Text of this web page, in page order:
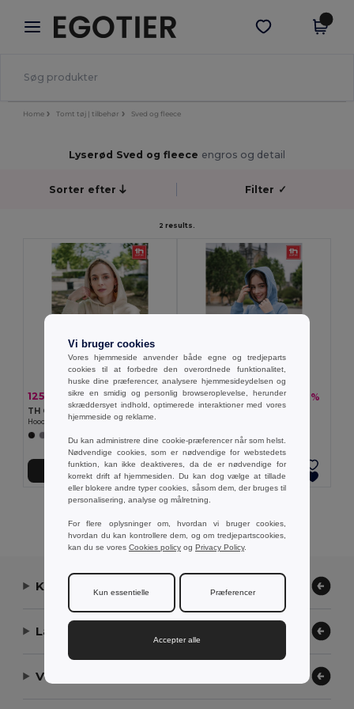
× Egotier-app
Bedre priser i appen!
Hent app
Home Tomt tøj | tilbehør Sved og fleece
Lyserød Sved og fleece engros og detail
Sorter efter Filter ✓
2 results.
125,13 kr188,57 kr -34%
TH Clothes 30160
+20 Farver
120,62 kr188,50 kr -36%
+8 Farver
Kontakt os
Lad os hjælpe
Vores virksomhed
Vi bruger cookies
Vores hjemmeside anvender både egne og tredjeparts
cookies til at forbedre den overordnede funktionalitet,
huske dine præferencer, analysere hjemmesideydelsen og
sikre en smidig og personlig browseroplevelse, herunder
skræddersyet indhold, optimerede interaktioner med vores
hjemmeside og reklame.
Du kan administrere dine cookie-præferencer når som helst.
Nødvendige cookies, som er nødvendige for webstedets
funktion, kan ikke deaktiveres, da de er nødvendige for
korrekt drift af hjemmesiden. Du kan dog vælge at tillade
eller blokere andre typer cookies, såsom dem, der bruges til
personalisering, analyse og målretning.
For flere oplysninger om, hvordan vi bruger cookies,
hvordan du kan kontrollere dem, og om tredjepartscookies,
kan du se vores Cookies policy og Privacy Policy.
Kun essentielle Præferencer
Accepter alle